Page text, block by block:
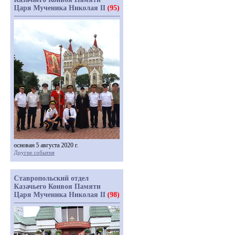
Царя Мученика Николая II (95)
основан 5 августа 2020 г.
Другие события
Ставропольский отдел
Казачьего Конвоя Памяти
Царя Мученика Николая II (98)